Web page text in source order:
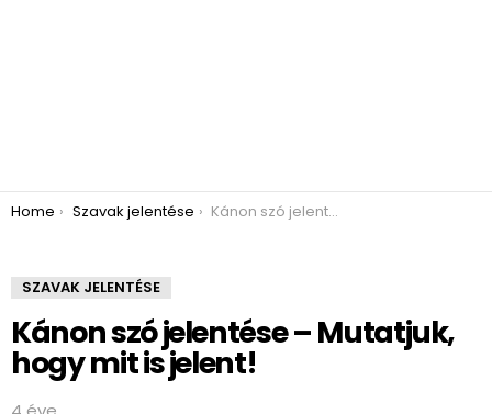
You are here:
Home Szavak jelentése Kánon szó jelentése – Mutatjuk, hogy mit is jelent!
SZAVAK JELENTÉSE
Kánon szó jelentése – Mutatjuk,
hogy mit is jelent!